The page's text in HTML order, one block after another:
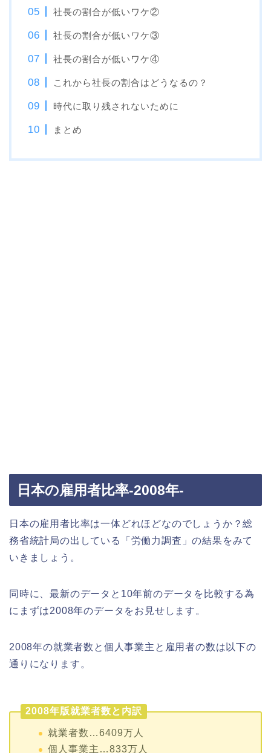
社長の割合が低いワケ②
社長の割合が低いワケ③
社長の割合が低いワケ④
これから社長の割合はどうなるの？
時代に取り残されないために
まとめ
日本の雇用者比率-2008年-
日本の雇用者比率は一体どれほどなのでしょうか？総
務省統計局の出している「労働力調査」の結果をみて
いきましょう。
同時に、最新のデータと10年前のデータを比較する為
にまずは2008年のデータをお見せします。
2008年の就業者数と個人事業主と雇用者の数は以下の
通りになります。
2008年版就業者数と内訳
就業者数…6409万人
個人事業主…833万人